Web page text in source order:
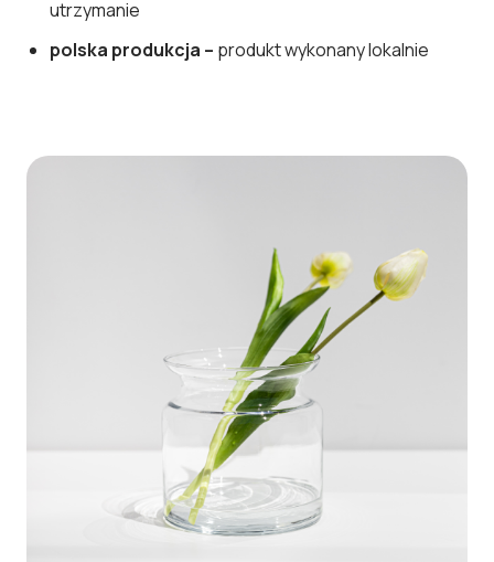
utrzymanie
polska produkcja – produkt wykonany lokalnie